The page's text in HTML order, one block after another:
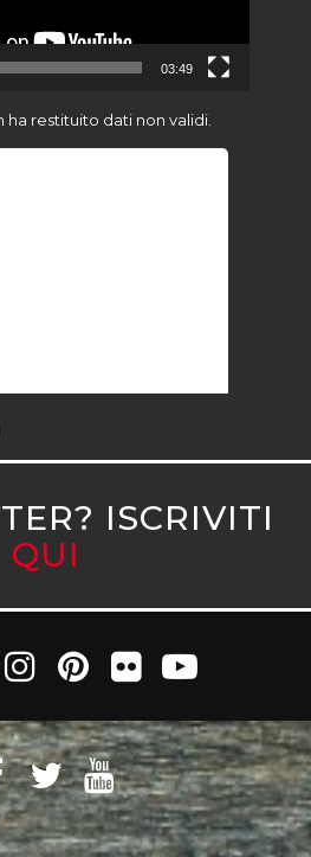
03:49
ha restituito dati non validi.
ISCRIVITI
QUI